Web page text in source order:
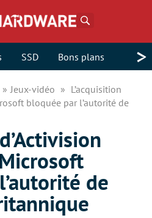
SSD Bons plans >
Jeux-vidéo
L’acquisition
bloquée par l’autorité de
de